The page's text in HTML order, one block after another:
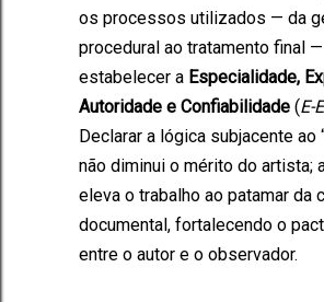
os processos utilizados — da
procedural ao tratamento final
estabelecer a Especialidade,
Autoridade e Confiabilidade (E-
Declarar a lógica subjacente ao
não diminui o mérito do artista;
eleva o trabalho ao patamar da
documental, fortalecendo o
entre o autor e o observador.